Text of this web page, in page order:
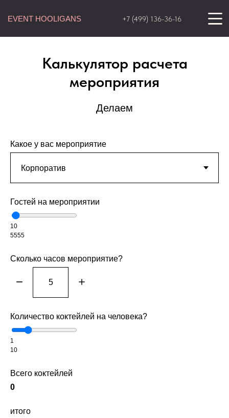
Калькулятор расчета
мероприятия
Делаем
Какое у вас мероприятие
Гостей на мероприятии
10
5555
Сколько часов мероприятие?
Количество коктейлей на человека?
1
10
Всего коктейлей
0
итого